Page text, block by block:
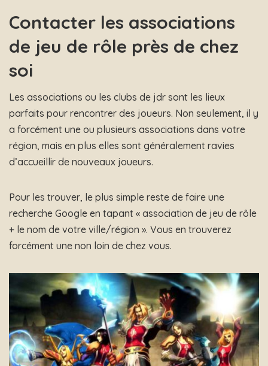
Contacter les associations
de jeu de rôle près de chez
soi
Les associations ou les clubs de jdr sont les lieux
parfaits pour rencontrer des joueurs. Non seulement, il y
a forcément une ou plusieurs associations dans votre
région, mais en plus elles sont généralement ravies
d’accueillir de nouveaux joueurs.
Pour les trouver, le plus simple reste de faire une
recherche Google en tapant « association de jeu de rôle
+ le nom de votre ville/région ». Vous en trouverez
forcément une non loin de chez vous.